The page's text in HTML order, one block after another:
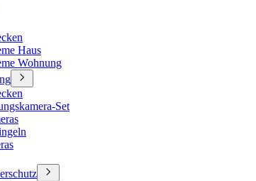
Haus
Wohnung
Set